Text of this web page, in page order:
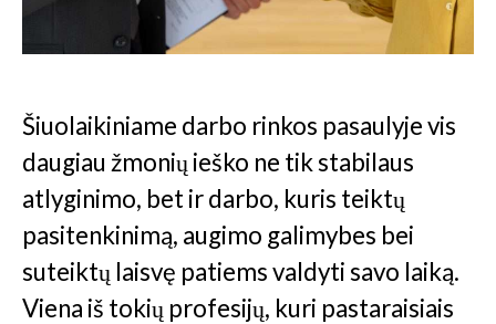
Šiuolaikiniame darbo rinkos pasaulyje vis
daugiau žmonių ieško ne tik stabilaus
atlyginimo, bet ir darbo, kuris teiktų
pasitenkinimą, augimo galimybes bei
suteiktų laisvę patiems valdyti savo laiką.
Viena iš tokių profesijų, kuri pastaraisiais